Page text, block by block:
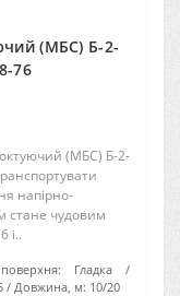
(МБС) Б-2-
76
(МБС) Б-2-
напірно-
стане чудовим
і..
Гладка
Довжина, м: 10/20